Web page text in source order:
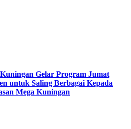
Gelar Program Jumat
untuk Saling Berbagai Kepada
Mega Kuningan